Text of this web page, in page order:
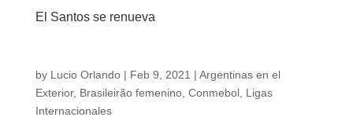
El Santos se renueva
by Lucio Orlando| Feb 9, 2021 | Argentinas en el
Exterior, Brasileirão femenino, Conmebol, Ligas
Internacionales